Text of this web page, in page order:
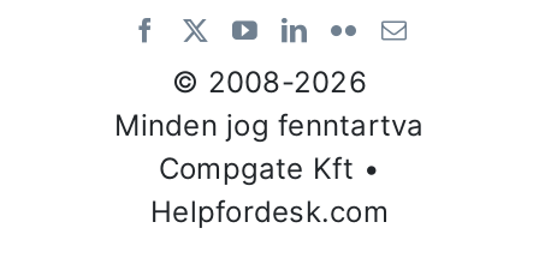
© 2008-2026
Minden jog fenntartva
Compgate Kft •
Helpfordesk.com